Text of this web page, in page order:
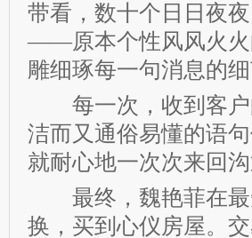
带看，数十个日日夜
——原本个性风风火火
雕细琢每一句消息的细
每一次，收到客户
洁而又通俗易懂的语
就耐心地一次次来回
最终，魏艳菲在最
换，买到心仪房屋。